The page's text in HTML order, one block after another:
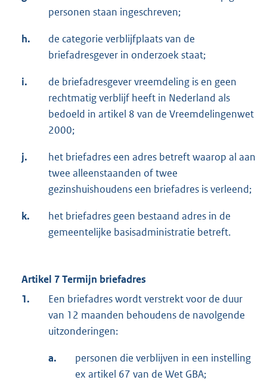
personen staan ingeschreven;
h.
de categorie verblijfplaats van de
briefadresgever in onderzoek staat;
i.
de briefadresgever vreemdeling is en geen
rechtmatig verblijf heeft in Nederland als
bedoeld in artikel 8 van de Vreemdelingenwet
2000;
j.
het briefadres een adres betreft waarop al aan
twee alleenstaanden of twee
gezinshuishoudens een briefadres is verleend;
k.
het briefadres geen bestaand adres in de
gemeentelijke basisadministratie betreft.
Artikel 7 Termijn briefadres
1.
Een briefadres wordt verstrekt voor de duur
van 12 maanden behoudens de navolgende
uitzonderingen:
a.
personen die verblijven in een instelling
ex artikel 67 van de Wet GBA;